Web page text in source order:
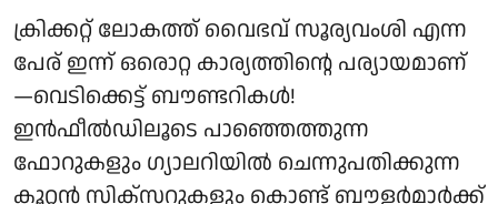
ക്രിക്കറ്റ് ലോകത്ത് വൈഭവ് സൂര്യവംശി എന്ന
പേര് ഇന്ന് ഒരൊറ്റ കാര്യത്തിന്റെ പര്യായമാണ്
—വെടിക്കെട്ട് ബൗണ്ടറികൾ!
ഇൻഫീൽഡിലൂടെ പാഞ്ഞെത്തുന്ന
ഫോറുകളും ഗ്യാലറിയിൽ ചെന്നുപതിക്കുന്ന
കൂറ്റൻ സിക്‌സറുകളും കൊണ്ട് ബൗളർമാർക്ക്